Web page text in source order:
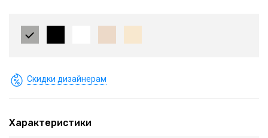
Скидки дизайнерам
Характеристики